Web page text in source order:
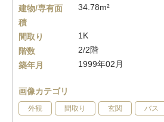
建物/専有面
積
34.78m²
間取り
1K
階数
2/2階
築年月
1999年02月
画像カテゴリ
外観 間取り 玄関 バス